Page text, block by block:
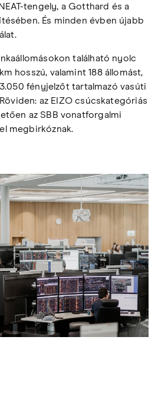
tengely, a Gotthard és a
És minden évben újabb
található nyolc
hosszú, valamint 188 állomást,
fényjelzőt tartalmazó vasúti
az EIZO csúcskategóriás
az SBB vonatforgalmi
megbirkóznak.